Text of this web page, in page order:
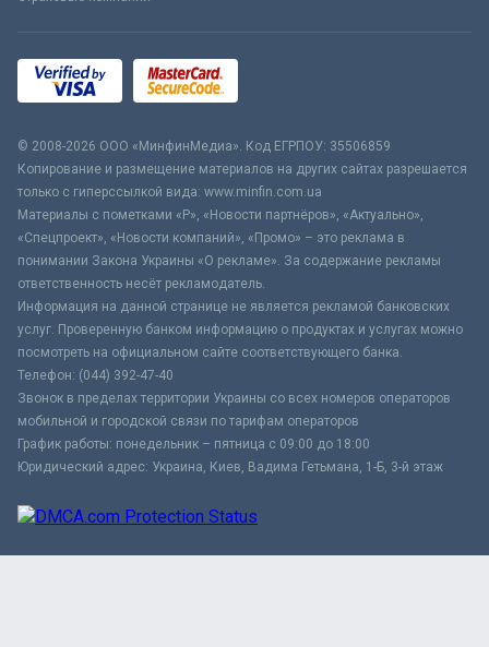
© 2008-2026 ООО «МинфинМедиа». Код ЕГРПОУ: 35506859
Копирование и размещение материалов на других сайтах разрешается
только с гиперссылкой вида: www.minfin.com.ua
Материалы с пометками «Р», «Новости партнёров», «Актуально»,
«Спецпроект», «Новости компаний», «Промо» – это реклама в
понимании Закона Украины «О рекламе». За содержание рекламы
ответственность несёт рекламодатель.
Информация на данной странице не является рекламой банковских
услуг. Проверенную банком информацию о продуктах и услугах можно
посмотреть на официальном сайте соответствующего банка.
Телефон: (044) 392-47-40
Звонок в пределах территории Украины со всех номеров операторов
мобильной и городской связи по тарифам операторов
График работы: понедельник – пятница с 09:00 до 18:00
Юридический адрес: Украина, Киев, Вадима Гетьмана, 1-Б, 3-й этаж